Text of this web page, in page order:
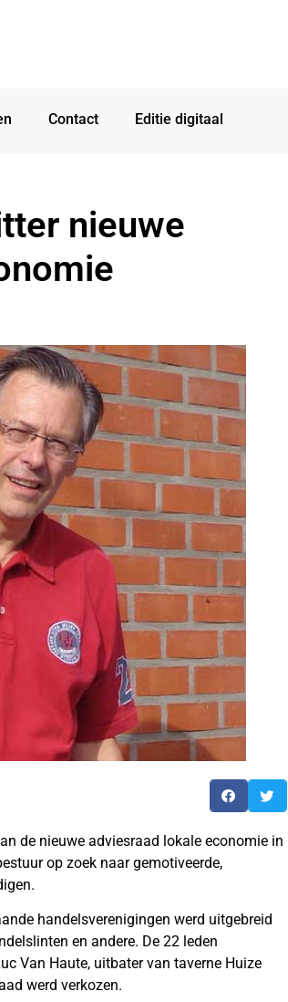
Contact Editie digitaal
nieuwe
de nieuwe adviesraad lokale economie in
op zoek naar gemotiveerde,
handelsverenigingen werd uitgebreid
en andere. De 22 leden
Van Haute, uitbater van taverne Huize
werd verkozen.